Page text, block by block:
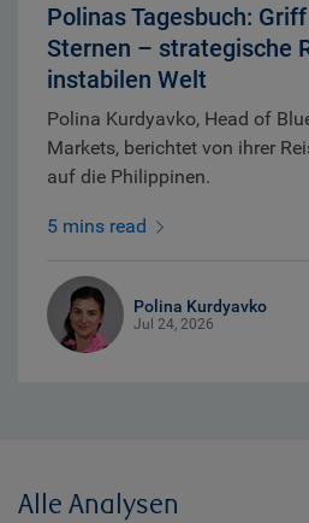
Polinas Tagesbuch:
Sternen – strategische
instabilen Welt
Polina Kurdyavko, Head of
Markets, berichtet von ihrer
auf die Philippinen.
5 mins read
Polina Kurdyavko
Jul 24, 2026
Alle Analysen